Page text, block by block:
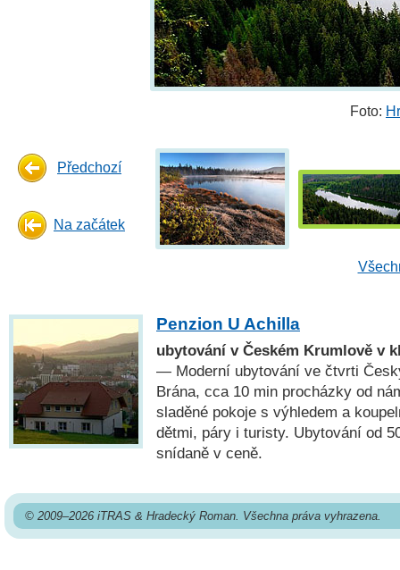
Foto:
Předchozí
Na začátek
Penzion U Achilla
ubytování v Českém Krumlově v
— Moderní ubytování ve čtvrti
Brána, cca 10 min procházky od
sladěné pokoje s výhledem a
dětmi, páry i turisty. Ubytování od
snídaně v ceně.
© 2009–2026 iTRAS & Hradecký Roman. Všechna práva vyhrazena.